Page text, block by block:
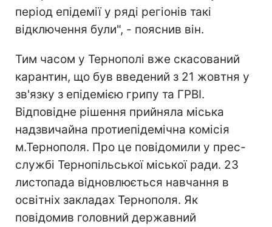
період епідемії у ряді регіонів такі
відключення були", - пояснив він.
Тим часом у Тернополі вже скасований
карантин, що був введений з 21 жовтня у
зв'язку з епідемією грипу та ГРВІ.
Відповідне рішення прийняла міська
надзвичайна протиепідемічна комісія
м.Тернополя. Про це повідомили у прес-
службі Тернопільської міської ради. 23
листопада відновлюється навчання в
освітніх закладах Тернополя. Як
повідомив головний державний